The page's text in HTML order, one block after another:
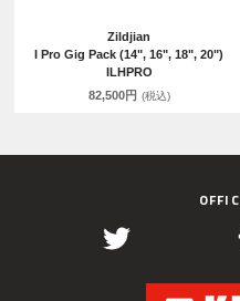
Zildjian
I Pro Gig Pack (14", 16", 18", 20")
ILHPRO
82,500円 (税込)